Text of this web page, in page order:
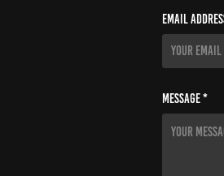
Email
Message *